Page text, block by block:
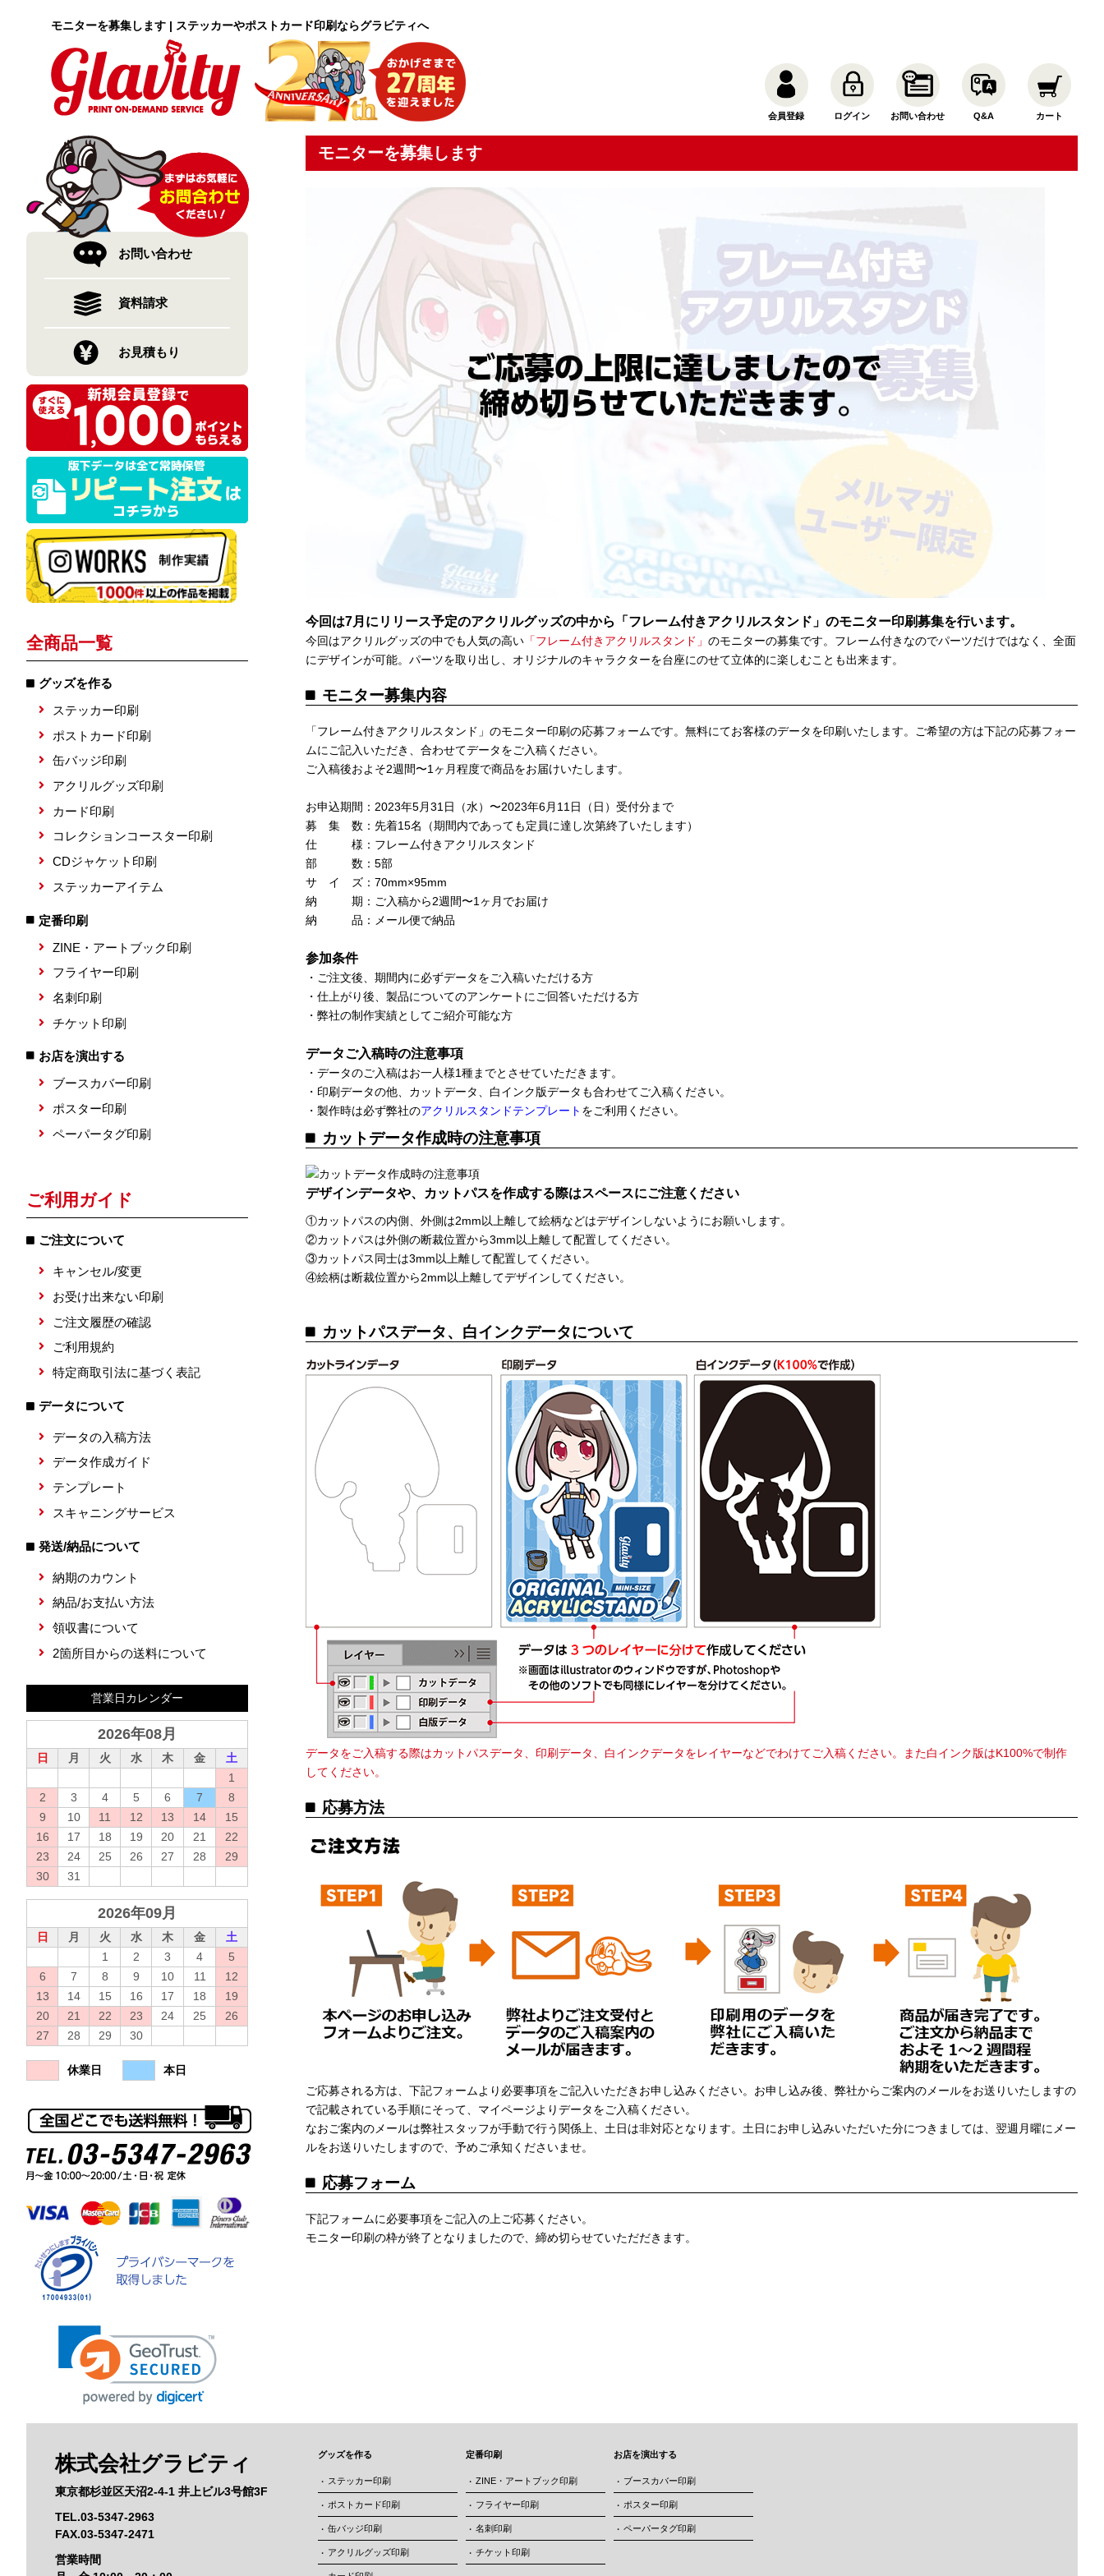
モニターを募集します | ステッカーやポストカード印刷ならグラビティへ
会員登録 ログイン お問い合わせ Q&A カート
お問い合わせ
資料請求
お見積もり
全商品一覧
グッズを作る
ステッカー印刷
ポストカード印刷
缶バッジ印刷
アクリルグッズ印刷
カード印刷
コレクションコースター印刷
CDジャケット印刷
ステッカーアイテム
定番印刷
ZINE・アートブック印刷
フライヤー印刷
名刺印刷
チケット印刷
お店を演出する
ブースカバー印刷
ポスター印刷
ペーパータグ印刷
ご利用ガイド
ご注文について
キャンセル/変更
お受け出来ない印刷
ご注文履歴の確認
ご利用規約
特定商取引法に基づく表記
データについて
データの入稿方法
データ作成ガイド
テンプレート
スキャニングサービス
発送/納品について
納期のカウント
納品/お支払い方法
領収書について
2箇所目からの送料について
営業日カレンダー
2026年08月
日 月 火 水 木 金
土
1
2
3 4 5 6 7
8
9
10 11 12 13 14
15
16
17 18 19 20 21
22
23
24 25 26 27 28
29
30
31
2026年09月
日 月 火 水 木 金
土
1
2 3 4
5
6
7 8 9 10 11
12
13
14 15 16 17 18
19
20
21 22 23 24 25
26
27
28 29 30
休業日 本日
モニターを募集します
今回は7月にリリース予定のアクリルグッズの中から「フレーム付きアクリルスタンド」のモニター印刷募集を行います。
今回はアクリルグッズの中でも人気の高い 「フレーム付きアクリルスタンド」 のモニターの募集です。フレーム付きなのでパーツだけではなく、全面
にデザインが可能。パーツを取り出し、オリジナルのキャラクターを台座にのせて立体的に楽しむことも出来ます。
モニター募集内容
「フレーム付きアクリルスタンド」のモニター印刷の応募フォームです。無料にてお客様のデータを印刷いたします。ご希望の方は下記の応募フォー
ムにご記入いただき、合わせてデータをご入稿ください。
ご入稿後およそ2週間〜1ヶ月程度で商品をお届けいたします。
お申込期間：2023年5月31日（水）〜2023年6月11日（日）受付分まで
募 集 数：先着15名（期間内であっても定員に達し次第終了いたします）
仕 様：フレーム付きアクリルスタンド
部 数：5部
サ イ ズ：70mm×95mm
納 期：ご入稿から2週間〜1ヶ月でお届け
納 品：メール便で納品
参加条件
・ご注文後、期間内に必ずデータをご入稿いただける方
・仕上がり後、製品についてのアンケートにご回答いただける方
・弊社の制作実績としてご紹介可能な方
データご入稿時の注意事項
・データのご入稿はお一人様1種までとさせていただきます。
・印刷データの他、カットデータ、白インク版データも合わせてご入稿ください。
・製作時は必ず弊社のアクリルスタンドテンプレート をご利用ください。
カットデータ作成時の注意事項
デザインデータや、カットパスを作成する際はスペースにご注意ください
①カットパスの内側、外側は2mm以上離して絵柄などはデザインしないようにお願いします。
②カットパスは外側の断裁位置から3mm以上離して配置してください。
③カットパス同士は3mm以上離して配置してください。
④絵柄は断裁位置から2mm以上離してデザインしてください。
カットパスデータ、白インクデータについて
データをご入稿する際はカットパスデータ、印刷データ、白インクデータをレイヤーなどでわけてご入稿ください。また白インク版はK100%で制作
してください。
応募方法
ご応募される方は、下記フォームより必要事項をご記入いただきお申し込みください。お申し込み後、弊社からご案内のメールをお送りいたしますの
で記載されている手順にそって、マイページよりデータをご入稿ください。
なおご案内のメールは弊社スタッフが手動で行う関係上、土日は非対応となります。土日にお申し込みいただいた分につきましては、翌週月曜にメー
ルをお送りいたしますので、予めご承知くださいませ。
応募フォーム
下記フォームに必要事項をご記入の上ご応募ください。
モニター印刷の枠が終了となりましたので、締め切らせていただだきます。
株式会社グラビティ
東京都杉並区天沼2-4-1 井上ビル3号館3F
TEL.03-5347-2963
FAX.03-5347-2471
営業時間
グッズを作る
ステッカー印刷
ポストカード印刷
缶バッジ印刷
アクリルグッズ印刷
定番印刷
ZINE・アートブック印刷
フライヤー印刷
名刺印刷
チケット印刷
お店を演出する
ブースカバー印刷
ポスター印刷
ペーパータグ印刷